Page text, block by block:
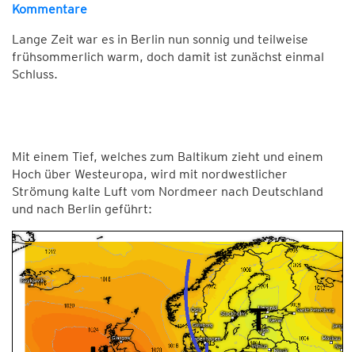
Kommentare
Lange Zeit war es in Berlin nun sonnig und teilweise
frühsommerlich warm, doch damit ist zunächst einmal
Schluss.
Mit einem Tief, welches zum Baltikum zieht und einem
Hoch über Westeuropa, wird mit nordwestlicher
Strömung kalte Luft vom Nordmeer nach Deutschland
und nach Berlin geführt: